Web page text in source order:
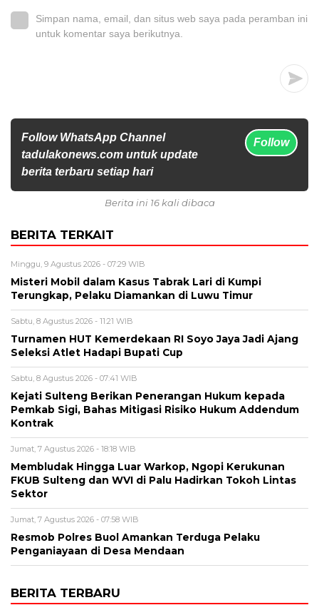
Simpan nama, email, dan situs web saya pada peramban ini
untuk komentar saya berikutnya.
Follow WhatsApp Channel
tadulakonews.com untuk update
berita terbaru setiap hari
Follow
Berita ini 16 kali dibaca
BERITA TERKAIT
Minggu, 9 Agustus 2026 - 07:29 WIB
Misteri Mobil dalam Kasus Tabrak Lari di Kumpi
Terungkap, Pelaku Diamankan di Luwu Timur
Sabtu, 8 Agustus 2026 - 11:21 WIB
Turnamen HUT Kemerdekaan RI Soyo Jaya Jadi Ajang
Seleksi Atlet Hadapi Bupati Cup
Sabtu, 8 Agustus 2026 - 07:41 WIB
Kejati Sulteng Berikan Penerangan Hukum kepada
Pemkab Sigi, Bahas Mitigasi Risiko Hukum Addendum
Kontrak
Jumat, 7 Agustus 2026 - 18:18 WIB
Membludak Hingga Luar Warkop, Ngopi Kerukunan
FKUB Sulteng dan WVI di Palu Hadirkan Tokoh Lintas
Sektor
Jumat, 7 Agustus 2026 - 07:58 WIB
Resmob Polres Buol Amankan Terduga Pelaku
Penganiayaan di Desa Mendaan
BERITA TERBARU